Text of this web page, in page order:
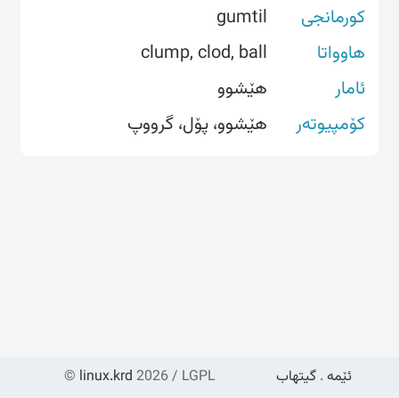
کورمانجی
gumtil
هاوواتا
clump, clod, ball
ئامار
هێشوو
کۆمپیوتەر
هێشوو، پۆل، گرووپ
© linux.krd 2026 / LGPL ئێمە . گیتهاب